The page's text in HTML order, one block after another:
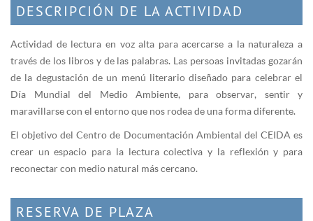
DESCRIPCIÓN DE LA ACTIVIDAD
Actividad de lectura en voz alta para acercarse a la naturaleza a
través de los libros y de las palabras. Las persoas invitadas gozarán
de la degustación de un menú literario diseñado para celebrar el
Día Mundial del Medio Ambiente, para observar, sentir y
maravillarse con el entorno que nos rodea de una forma diferente.
El objetivo del Centro de Documentación Ambiental del CEIDA es
crear un espacio para la lectura colectiva y la reflexión y para
reconectar con medio natural más cercano.
RESERVA DE PLAZA